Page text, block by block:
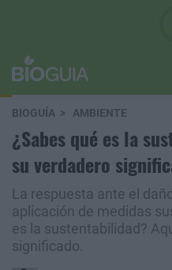
BIOGUÍA AMBIENTE
¿Sabes qué es la
su verdadero
La respuesta ante el
aplicación de medidas
es la sustentabilidad?
significado.